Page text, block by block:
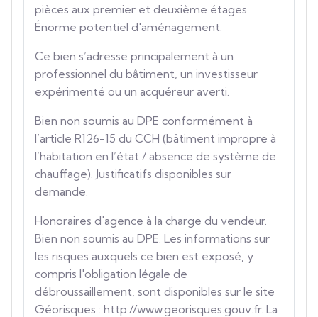
pièces aux premier et deuxième étages.
Énorme potentiel d'aménagement.
Ce bien s’adresse principalement à un
professionnel du bâtiment, un investisseur
expérimenté ou un acquéreur averti.
Bien non soumis au DPE conformément à
l’article R126-15 du CCH (bâtiment impropre à
l’habitation en l’état / absence de système de
chauffage). Justificatifs disponibles sur
demande.
Honoraires d'agence à la charge du vendeur.
Bien non soumis au DPE. Les informations sur
les risques auxquels ce bien est exposé, y
compris l'obligation légale de
débroussaillement, sont disponibles sur le site
Géorisques : http://www.georisques.gouv.fr. La